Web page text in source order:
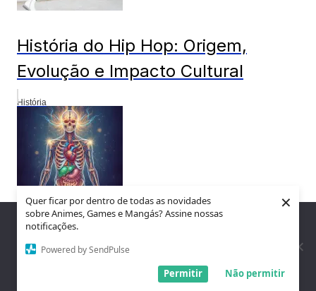
Quer ficar por dentro de todas as novidades
sobre Animes, Games e Mangás? Assine nossas
notificações.
Powered by SendPulse
Não permitir
Permitir
×
História do Hip Hop: Origem,
Evolução e Impacto Cultural
História
10 Fatos Incríveis sobre o Corpo
Humano: Uma Jornada de
Nós utilizamos cookies para garantir que você tenha a melhor
experiência em nosso site. Se você continua a usar este site,
assumimos que você está satisfeito.
Entendi!